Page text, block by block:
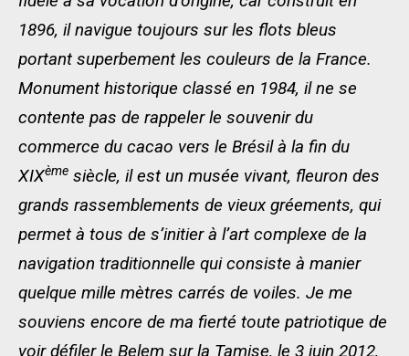
1896, il navigue toujours sur les flots bleus
portant superbement les couleurs de la France.
Monument historique classé en 1984, il ne se
contente pas de rappeler le souvenir du
commerce du cacao vers le Brésil à la fin du
XIXème siècle, il est un musée vivant, fleuron des
grands rassemblements de vieux gréements, qui
permet à tous de s’initier à l’art complexe de la
navigation traditionnelle qui consiste à manier
quelque mille mètres carrés de voiles. Je me
souviens encore de ma fierté toute patriotique de
voir défiler le Belem sur la Tamise, le 3 juin 2012,